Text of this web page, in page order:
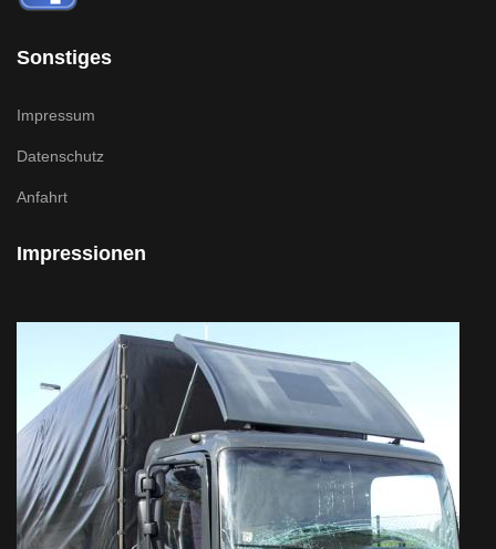
Sonstiges
Impressum
Datenschutz
Anfahrt
Impressionen